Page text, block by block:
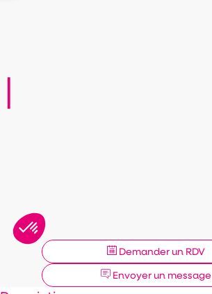
Demander un RDV
Envoyer un message